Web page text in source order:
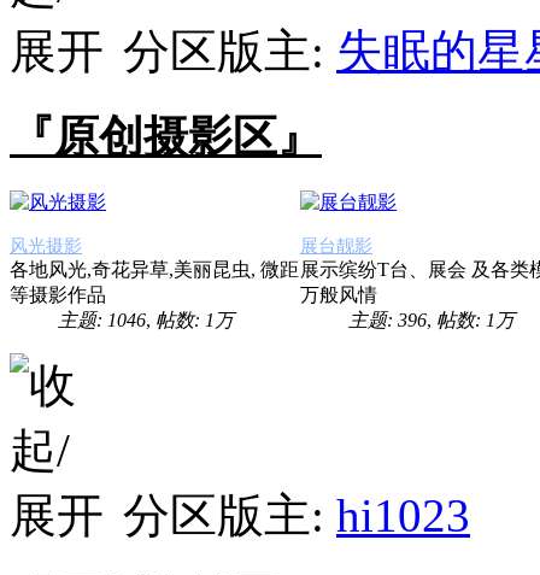
分区版主: 失眠的星
『原创摄影区』
风光摄影
各地风光,奇花异草,美丽昆虫, 微距
等摄影作品
主题: 1046, 帖数: 1万
展台靓影
展示缤纷T台、展会 及各类
万般风情
主题: 396, 帖数: 1万
分区版主: hi1023